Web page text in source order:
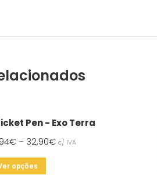
Pen - Exo Terra
€ – 32,90€ c/ IVA
opções